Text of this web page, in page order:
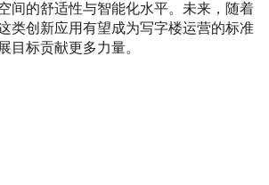
间的舒适性与智能化水平。未来，随着
类创新应用有望成为写字楼运营的标准
目标贡献更多力量。